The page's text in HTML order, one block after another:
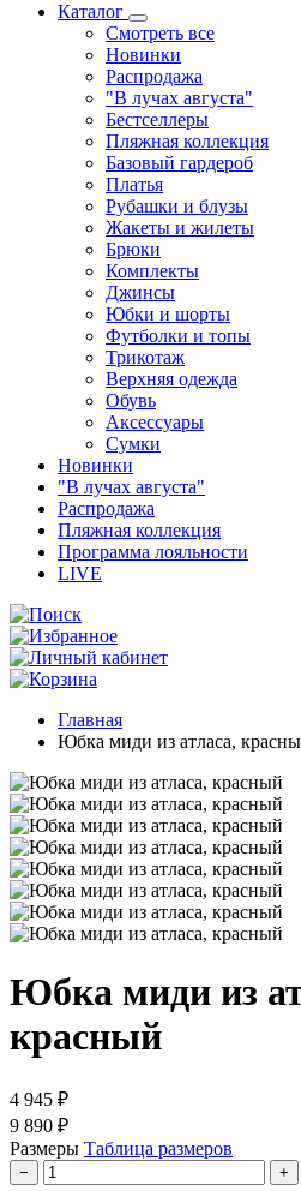
Каталог
Смотреть все
Новинки
Распродажа
"В лучах августа"
Бестселлеры
Пляжная коллекция
Базовый гардероб
Платья
Рубашки и блузы
Жакеты и жилеты
Брюки
Комплекты
Джинсы
Юбки и шорты
Футболки и топы
Трикотаж
Верхняя одежда
Обувь
Аксессуары
Сумки
Новинки
"В лучах августа"
Распродажа
Пляжная коллекция
Программа лояльности
LIVE
Главная
Юбка миди из атласа,
Юбка миди из
красный
4 945 ₽
9 890 ₽
Размеры Таблица размеров
− +